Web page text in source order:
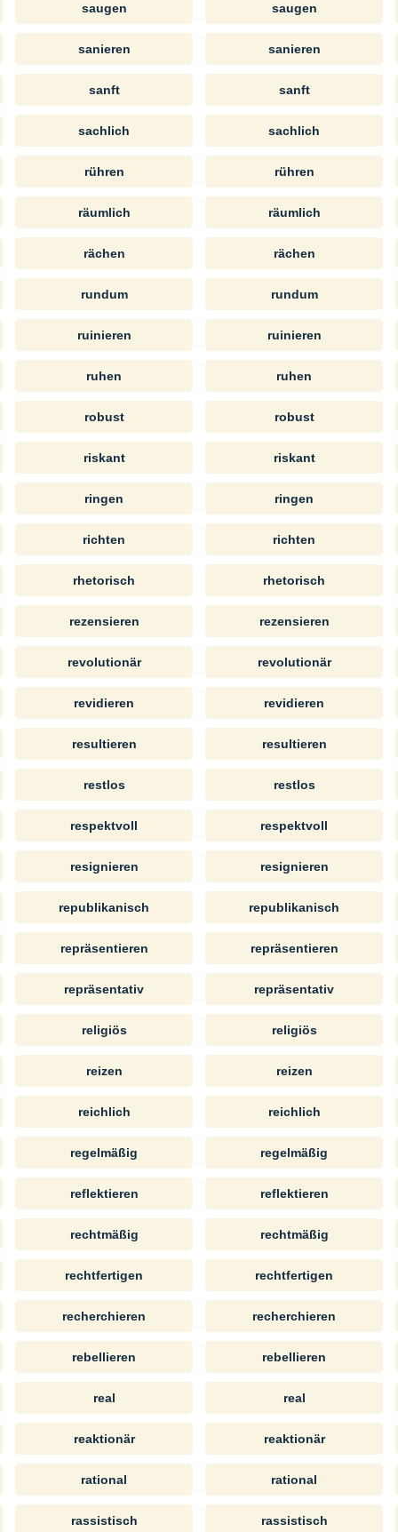
saugen
sanieren
sanft
sachlich
rühren
räumlich
rächen
rundum
ruinieren
ruhen
robust
riskant
ringen
richten
rhetorisch
rezensieren
revolutionär
revidieren
resultieren
restlos
respektvoll
resignieren
republikanisch
repräsentieren
repräsentativ
religiös
reizen
reichlich
regelmäßig
reflektieren
rechtmäßig
rechtfertigen
recherchieren
rebellieren
real
reaktionär
rational
rassistisch
saugen
sanieren
sanft
sachlich
rühren
räumlich
rächen
rundum
ruinieren
ruhen
robust
riskant
ringen
richten
rhetorisch
rezensieren
revolutionär
revidieren
resultieren
restlos
respektvoll
resignieren
republikanisch
repräsentieren
repräsentativ
religiös
reizen
reichlich
regelmäßig
reflektieren
rechtmäßig
rechtfertigen
recherchieren
rebellieren
real
reaktionär
rational
rassistisch